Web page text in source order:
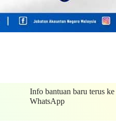
Info bantuan baru terus ke
WhatsApp